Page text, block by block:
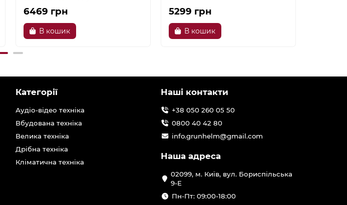
6469 грн
В кошик
5299 грн
В кошик
Категорії
Аудіо-відео техніка
Вбудована техніка
Велика техніка
Дрібна техніка
Кліматична техніка
Наші контакти
+38 050 260 05 50
0800 40 42 80
info.grunhelm@gmail.com
Наша адреса
02099, м. Київ, вул. Бориспільська
9-Е
Пн-Пт: 09:00-18:00